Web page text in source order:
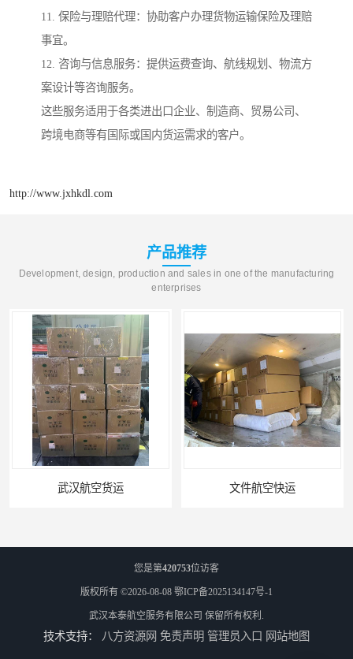
11. 保险与理赔代理：协助客户办理货物运输保险及理赔
事宜。
12. 咨询与信息服务：提供运费查询、航线规划、物流方
案设计等咨询服务。
这些服务适用于各类进出口企业、制造商、贸易公司、
跨境电商等有国际或国内货运需求的客户。
http://www.jxhkdl.com
产品推荐
Development, design, production and sales in one of the manufacturing
enterprises
武汉航空货运 文件航空快运
您是第420753位访客
版权所有 ©2026-08-08 鄂ICP备2025134147号-1
武汉本泰航空服务有限公司 保留所有权利.
技术支持： 八方资源网 免责声明 管理员入口 网站地图